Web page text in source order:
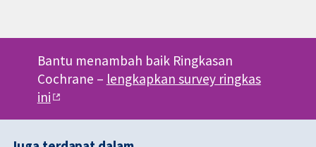
Bantu menambah baik Ringkasan
Cochrane – lengkapkan survey ringkas
ini